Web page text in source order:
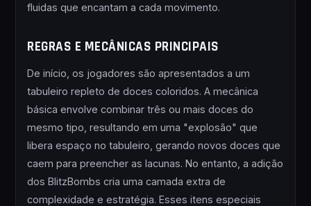
fluidas que encantam a cada movimento.
REGRAS E MECÂNICAS PRINCIPAIS
De início, os jogadores são apresentados a um
tabuleiro repleto de doces coloridos. A mecânica
básica envolve combinar três ou mais doces do
mesmo tipo, resultando em uma "explosão" que
libera espaço no tabuleiro, gerando novos doces que
caem para preencher as lacunas. No entanto, a adição
dos BlitzBombs cria uma camada extra de
complexidade e estratégia. Esses itens especiais